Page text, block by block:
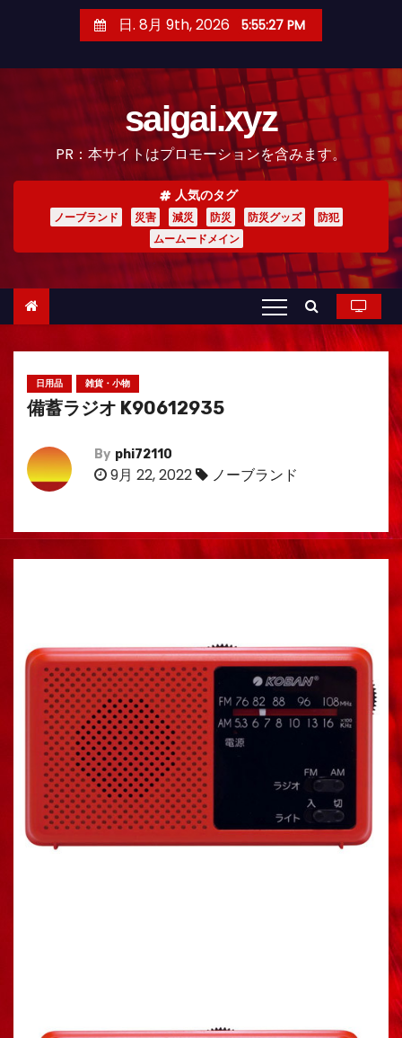
日. 8月 9th, 2026 5:55:28 PM
saigai.xyz
PR：本サイトはプロモーションを含みます。
人気のタグ
ノーブランド 災害 減災 防災 防災グッズ
防犯
ムームードメイン
日用品 雑貨・小物
備蓄ラジオ K90612935
By phi72110
9月 22, 2022 ノーブランド